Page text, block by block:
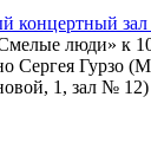
концертный зал
люди» к
Сергея Гурзо
1, зал № 12)